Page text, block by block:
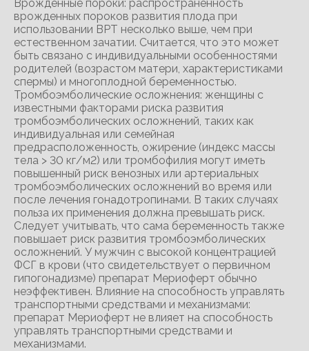
Врожденные пороки: распространенность
врожденных пороков развития плода при
использовании ВРТ несколько выше, чем при
естественном зачатии. Считается, что это может
быть связано с индивидуальными особенностями
родителей (возрастом матери, характеристиками
спермы) и многоплодной беременностью.
Тромбоэмболические осложнения: женщины с
известными факторами риска развития
тромбоэмболических осложнений, таких как
индивидуальная или семейная
предрасположенность, ожирение (индекс массы
тела > 30 кг/м2) или тромбофилия могут иметь
повышенный риск венозных или артериальных
тромбоэмболических осложнений во время или
после лечения гонадотропинами. В таких случаях
польза их применения должна превышать риск.
Следует учитывать, что сама беременность также
повышает риск развития тромбоэмболических
осложнений. У мужчин с высокой концентрацией
ФСГ в крови (что свидетельствует о первичном
гипогонадизме) препарат Мериоферт обычно
неэффективен. Влияние на способность управлять
транспортными средствами и механизмами:
препарат Мериоферт не влияет на способность
управлять транспортными средствами и
механизмами.